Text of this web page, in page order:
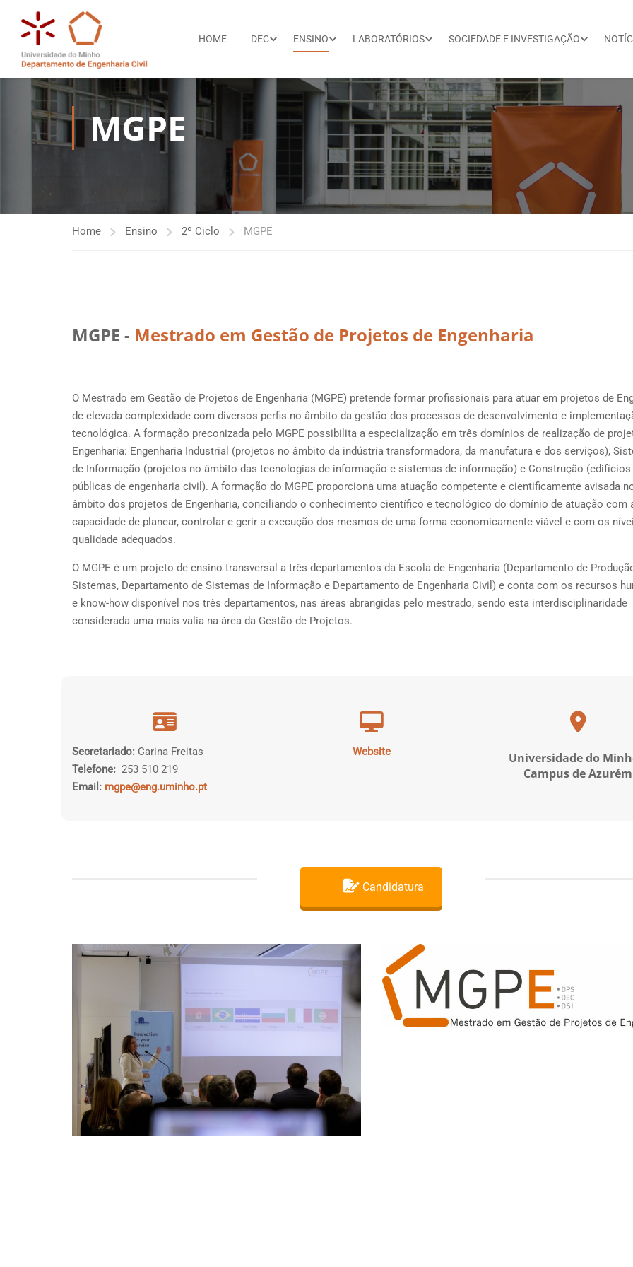
HOME DEC ENSINO LABORATÓRIOS SOCIEDADE E INVESTIGAÇÃO
MGPE
Home Ensino 2º Ciclo MGPE
MGPE - Mestrado em Gestão de Projetos de Engenharia
O Mestrado em Gestão de Projetos de Engenharia (MGPE) pretende formar profissionais para atuar em projetos de
de elevada complexidade com diversos perfis no âmbito da gestão dos processos de desenvolvimento e
tecnológica. A formação preconizada pelo MGPE possibilita a especialização em três domínios de realização de
Engenharia: Engenharia Industrial (projetos no âmbito da indústria transformadora, da manufatura e dos serviços),
de Informação (projetos no âmbito das tecnologias de informação e sistemas de informação) e Construção (edifícios
públicas de engenharia civil). A formação do MGPE proporciona uma atuação competente e cientificamente avisada
âmbito dos projetos de Engenharia, conciliando o conhecimento científico e tecnológico do domínio de atuação com
capacidade de planear, controlar e gerir a execução dos mesmos de uma forma economicamente viável e com os
qualidade adequados.
O MGPE é um projeto de ensino transversal a três departamentos da Escola de Engenharia (Departamento de
Sistemas, Departamento de Sistemas de Informação e Departamento de Engenharia Civil) e conta com os recursos
e know-how disponível nos três departamentos, nas áreas abrangidas pelo mestrado, sendo esta interdisciplinaridade
considerada uma mais valia na área da Gestão de Projetos.
Secretariado: Carina Freitas
Telefone: 253 510 219
Email: mgpe@eng.uminho.pt
Website
Universidade do
Campus de Azurém
Candidatura